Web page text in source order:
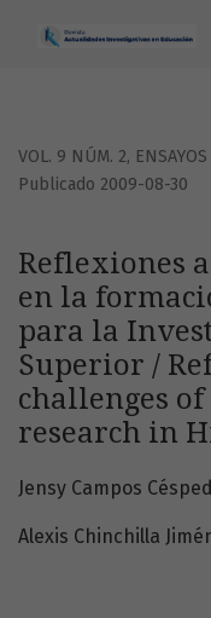
VOL. 9 NÚM. 2, ENSAYOS
Reflexiones
en la
para la
Superior /
challenges
research in
Publicado 2009-08-30
Jensy Campos
Alexis Chinchilla